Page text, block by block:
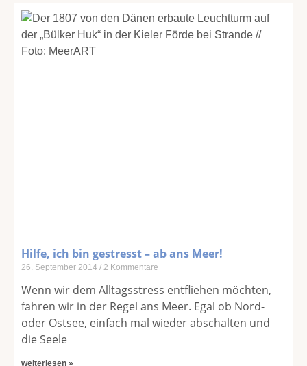
Hilfe, ich bin gestresst – ab ans Meer!
26. September 2014 2 Kommentare
Wenn wir dem Alltagsstress entfliehen möchten,
fahren wir in der Regel ans Meer. Egal ob Nord-
oder Ostsee, einfach mal wieder abschalten und
die Seele
weiterlesen »